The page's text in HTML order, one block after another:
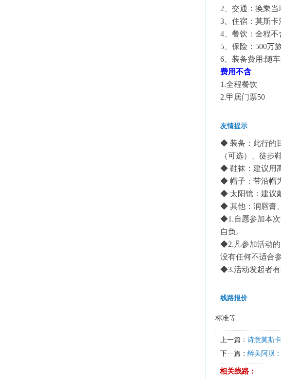
2、交通：换乘当
3、住宿：莫斯
4、餐饮：全程不
5、保险：500万
6、装备费用:随
费用不含
1.全程餐饮
2.甲居门票50
友情提示
◆ 装备：此行的
（可选）、徒步
◆ 鞋袜：建议用
◆ 帽子：带沿帽
◆ 太阳镜：建议
◆ 其他：润唇膏
◆1.自愿参加本次
自负。
◆2.凡参加活动的
没有任何不适合
◆3.活动发起者有
线路报价
标准等
上一篇： 诗意莫斯
下一篇： 醉美阿坝
相关线路：